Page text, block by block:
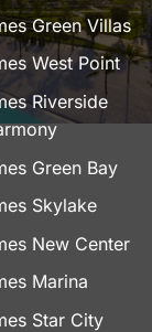
Green Villas
West Point
Riverside
Green Bay
Skylake
New Center
Marina
Star City